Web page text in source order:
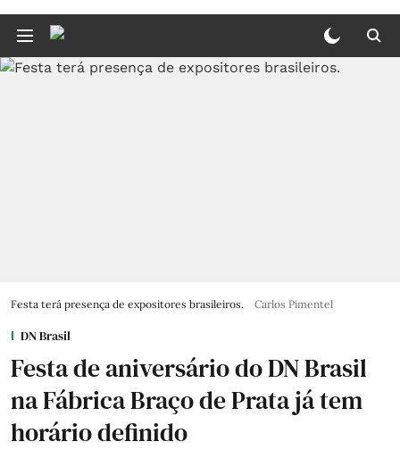
Festa terá presença de expositores brasileiros. Carlos Pimentel
DN Brasil
Festa de aniversário do DN Brasil
na Fábrica Braço de Prata já tem
horário definido